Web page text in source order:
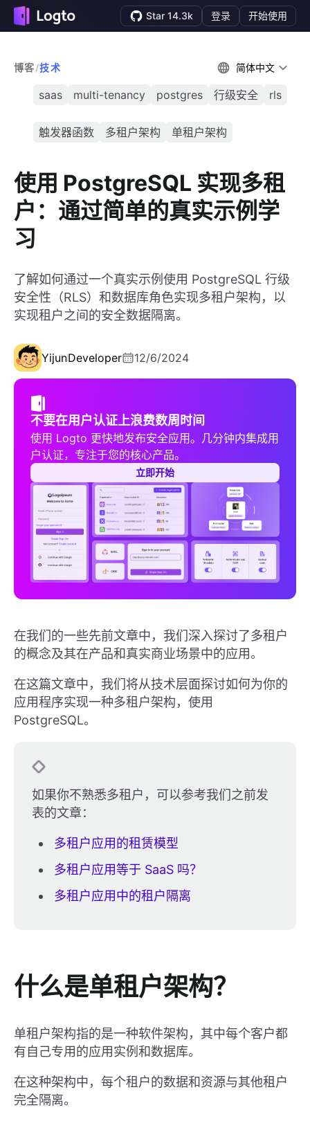
Star 14.3k 登录 开始使用
博客/技术 简体中文
saas multi-tenancy postgres 行级安全 rls
触发器函数 多租户架构 单租户架构
使用 PostgreSQL 实现多租
户：通过简单的真实示例学
习
了解如何通过一个真实示例使用 PostgreSQL 行级
安全性（RLS）和数据库角色实现多租户架构，以
实现租户之间的安全数据隔离。
YijunDeveloper 12/6/2024
不要在用户认证上浪费数周时间
使用 Logto 更快地发布安全应用。几分钟内集成用
户认证，专注于您的核心产品。
立即开始
在我们的一些先前文章中，我们深入探讨了多租户
的概念及其在产品和真实商业场景中的应用。
在这篇文章中，我们将从技术层面探讨如何为你的
应用程序实现一种多租户架构，使用
PostgreSQL。
如果你不熟悉多租户，可以参考我们之前发
表的文章：
多租户应用的租赁模型
多租户应用等于 SaaS 吗？
多租户应用中的租户隔离
什么是单租户架构？
单租户架构指的是一种软件架构，其中每个客户都
有自己专用的应用实例和数据库。
在这种架构中，每个租户的数据和资源与其他租户
完全隔离。